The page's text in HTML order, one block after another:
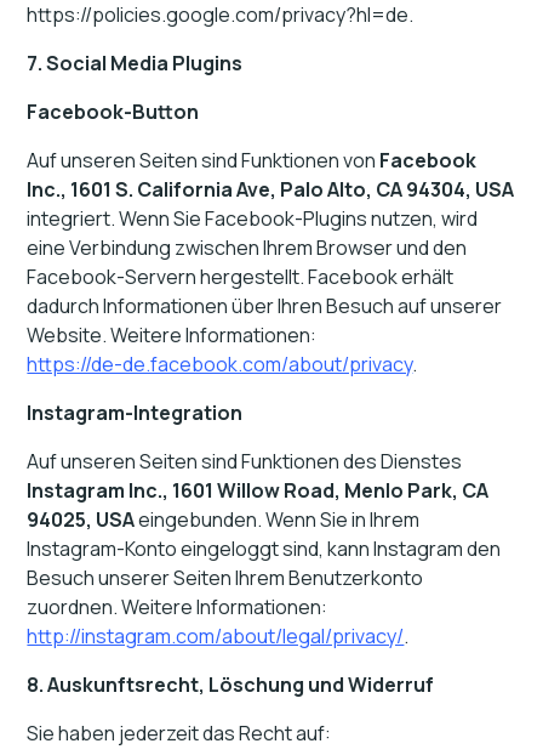
https://policies.google.com/privacy?hl=de.
7. Social Media Plugins
Facebook-Button
Auf unseren Seiten sind Funktionen von Facebook
Inc., 1601 S. California Ave, Palo Alto, CA 94304, USA
integriert. Wenn Sie Facebook-Plugins nutzen, wird
eine Verbindung zwischen Ihrem Browser und den
Facebook-Servern hergestellt. Facebook erhält
dadurch Informationen über Ihren Besuch auf unserer
Website. Weitere Informationen:
https://de-de.facebook.com/about/privacy.
Instagram-Integration
Auf unseren Seiten sind Funktionen des Dienstes
Instagram Inc., 1601 Willow Road, Menlo Park, CA
94025, USAeingebunden. Wenn Sie in Ihrem
Instagram-Konto eingeloggt sind, kann Instagram den
Besuch unserer Seiten Ihrem Benutzerkonto
zuordnen. Weitere Informationen:
http://instagram.com/about/legal/privacy/.
8. Auskunftsrecht, Löschung und Widerruf
Sie haben jederzeit das Recht auf: